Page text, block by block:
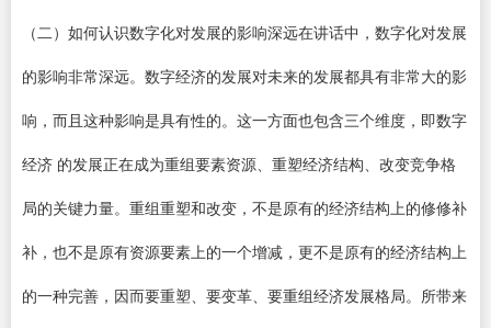
（二）如何认识数字化对发展的影响深远在讲话中，数字化对发展
的影响非常深远。数字经济的发展对未来的发展都具有非常大的影
响，而且这种影响是具有性的。这一方面也包含三个维度，即数字
经济 的发展正在成为重组要素资源、重塑经济结构、改变竞争格
局的关键力量。重组重塑和改变，不是原有的经济结构上的修修补
补，也不是原有资源要素上的一个增减，更不是原有的经济结构上
的一种完善，因而要重塑、要变革、要重组经济发展格局。所带来